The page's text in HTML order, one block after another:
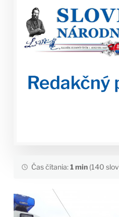
Čas čítania:1 min(140